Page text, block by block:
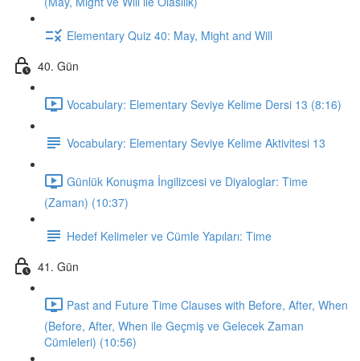
Elementary Quiz 40: May, Might and Will
40. Gün
Vocabulary: Elementary Seviye Kelime Dersi 13 (8:16)
Vocabulary: Elementary Seviye Kelime Aktivitesi 13
Günlük Konuşma İngilizcesi ve Diyaloglar: Time
(Zaman) (10:37)
Hedef Kelimeler ve Cümle Yapıları: Time
41. Gün
Past and Future Time Clauses with Before, After, When
(Before, After, When ile Geçmiş ve Gelecek Zaman
Cümleleri) (10:56)